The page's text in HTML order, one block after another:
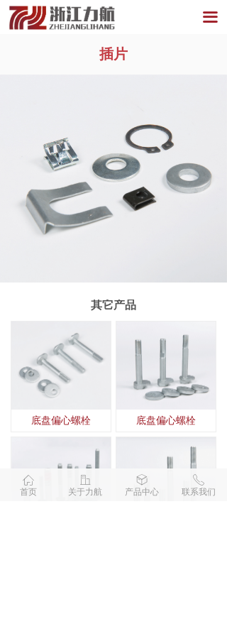
끀
插片
其它产品
底盘偏心螺栓 底盘偏心螺栓
ꀇ
首页
ꀶ
关于力航
ꁦ
产品中心
ꂅ
联系我们